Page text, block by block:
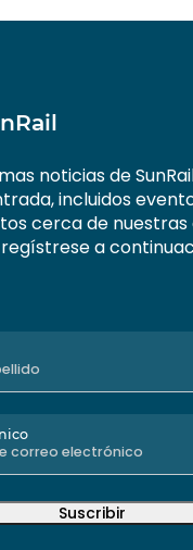
noticias de
incluidos
cerca de nuestras
a
Suscribir